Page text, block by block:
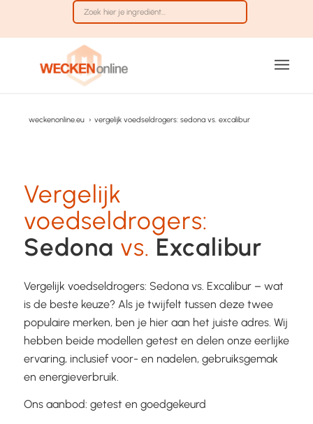
weckenonline.eu › vergelijk voedseldrogers: sedona vs. excalibur
Vergelijk
voedseldrogers:
Sedona vs. Excalibur
Vergelijk voedseldrogers: Sedona vs. Excalibur – wat
is de beste keuze? Als je twijfelt tussen deze twee
populaire merken, ben je hier aan het juiste adres. Wij
hebben beide modellen getest en delen onze eerlijke
ervaring, inclusief voor- en nadelen, gebruiksgemak
en energieverbruik.
Ons aanbod: getest en goedgekeurd